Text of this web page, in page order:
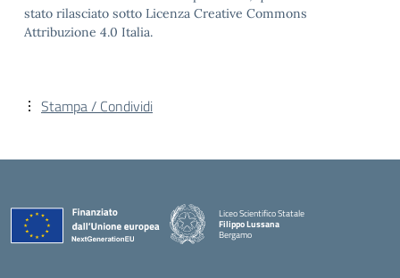
stato rilasciato sotto Licenza Creative Commons
Attribuzione 4.0 Italia.
Stampa / Condividi
Liceo Scientifico Statale
Filippo Lussana
Bergamo
— Visita la pagina iniziale della scuola